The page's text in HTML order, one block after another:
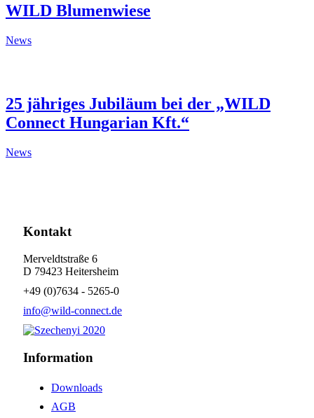
WILD Blumenwiese
News
25 jähriges Jubiläum bei der „WILD
Connect Hungarian Kft.“
News
Kontakt
Merveldtstraße 6
D 79423 Heitersheim
+49 (0)7634 - 5265-0
info@wild-connect.de
Information
Downloads
AGB